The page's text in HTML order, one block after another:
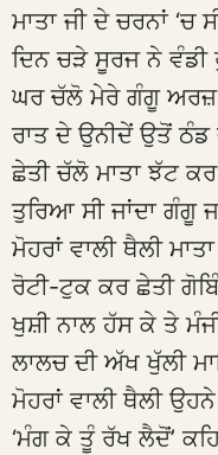
ਮਾਤਾ ਜੀ ਦੇ ਚਰਨਾਂ
ਦਿਨ ਚੜੇ ਸੂਰਜ ਨੇ
ਘਰ ਚੱਲੋ ਮੇਰੇ ਗੰਗੂ ਅਰਜ਼
ਰਾਤ ਦੇ ਉਨੀਦੇਂ ਉਤੋਂ ਠੰਡ
ਛੇਤੀ ਚੱਲੋ ਮਾਤਾ ਝੱਟ
ਤੁਰਿਆ ਸੀ ਜਾਂਦਾ ਗੰਗੂ
ਮੋਹਰਾਂ ਵਾਲੀ ਥੈਲੀ
ਰੋਟੀ-ਟੁਕ ਕਰ ਛੇਤੀ
ਖੁਸ਼ੀ ਨਾਲ ਹੱਸ ਕੇ ਤੇ
ਲਾਲਚ ਦੀ ਅੱਖ ਖੁੱਲੀ
ਮੋਹਰਾਂ ਵਾਲੀ ਥੈਲੀ
‘ਮੰਗ ਕੇ ਤੂੰ ਰੱਖ ਲੈਦੋਂ’